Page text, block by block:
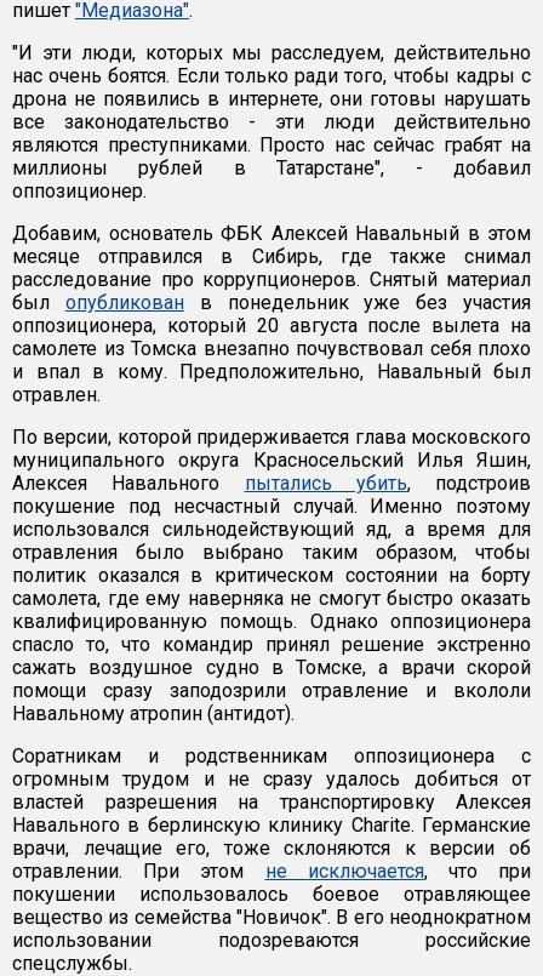
пишет "Медиазона".
"И эти люди, которых мы расследуем, действительно
нас очень боятся. Если только ради того, чтобы кадры с
дрона не появились в интернете, они готовы нарушать
все законодательство - эти люди действительно
являются преступниками. Просто нас сейчас грабят на
миллионы рублей в Татарстане", - добавил
оппозиционер.
Добавим, основатель ФБК Алексей Навальный в этом
месяце отправился в Сибирь, где также снимал
расследование про коррупционеров. Снятый материал
был опубликованв понедельник уже без участия
оппозиционера, который 20 августа после вылета на
самолете из Томска внезапно почувствовал себя плохо
и впал в кому. Предположительно, Навальный был
отравлен.
По версии, которой придерживается глава московского
муниципального округа Красносельский Илья Яшин,
Алексея Навального пытались убить, подстроив
покушение под несчастный случай. Именно поэтому
использовался сильнодействующий яд, а время для
отравления было выбрано таким образом, чтобы
политик оказался в критическом состоянии на борту
самолета, где ему наверняка не смогут быстро оказать
квалифицированную помощь. Однако оппозиционера
спасло то, что командир принял решение экстренно
сажать воздушное судно в Томске, а врачи скорой
помощи сразу заподозрили отравление и вкололи
Навальному атропин (антидот).
Соратникам и родственникам оппозиционера с
огромным трудом и не сразу удалось добиться от
властей разрешения на транспортировку Алексея
Навального в берлинскую клинику Charite. Германские
врачи, лечащие его, тоже склоняются к версии об
отравлении. При этом не исключается, что при
покушении использовалось боевое отравляющее
вещество из семейства "Новичок". В его неоднократном
использовании подозреваются российские
спецслужбы.